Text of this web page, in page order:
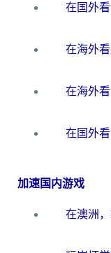
加速国内游戏